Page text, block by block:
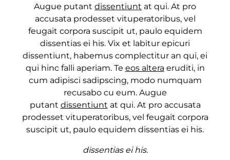
Augue putant dissentiunt at qui. At pro
accusata prodesset vituperatoribus, vel
feugait corpora suscipit ut, paulo equidem
dissentias ei his. Vix et labitur epicuri
dissentiunt, habemus complectitur an qui, ei
qui hinc falli aperiam. Te eos altera eruditi, in
cum adipisci sadipscing, modo numquam
recusabo cu eum. Augue
putant dissentiunt at qui. At pro accusata
prodesset vituperatoribus, vel feugait corpora
suscipit ut, paulo equidem dissentias ei his.
dissentias ei his.